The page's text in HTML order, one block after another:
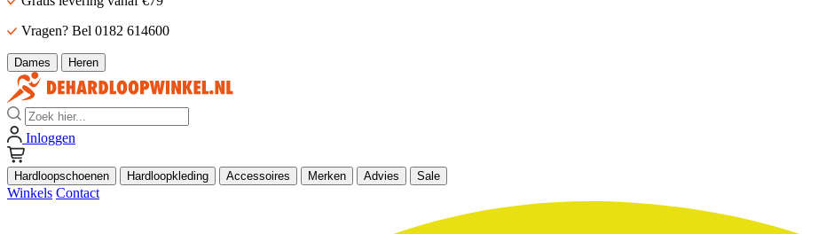
Vragen? Bel 0182 614600
Dames Heren
Zoek
Inloggen
Hardloopschoenen Hardloopkleding Accessoires Merken Advies Sale
Winkels Contact